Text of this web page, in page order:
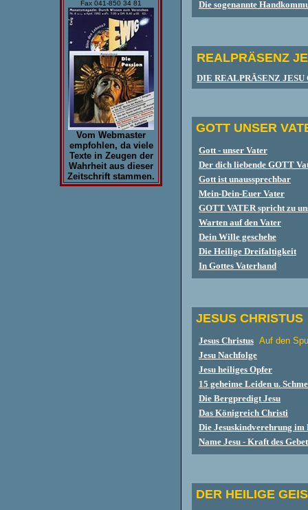
Fax 041-850 34 81
Vom Webmaster
empfohlen, da viele
Texte in Zeugen der
Wahrheit aus dieser
Zeitschrift stammen.
Die sogenannte
REALPRÄSENZ
DIE REALPRÄSENZ
GOTT UNSER
Gott - unser Vater
Der dich liebende GOTT
Gott ist unaussprechbar
Mein-Dein-Euer Vater
GOTT VATER spricht zu
Warten auf den Vater
Dein Wille geschehe
Die Heilige Dreifaltigkeit
In Gottes Vaterhand
JESUS CHRISTUS
Jesus Christus Auf den
Jesu Nachfolge
Jesu heiliges Opfer
15 geheime Leiden u.
Die Bergpredigt Jesu
Das Königreich Christi
Die Jesuskindverehrung
Name Jesu - Kraft des
DER HEILIGE